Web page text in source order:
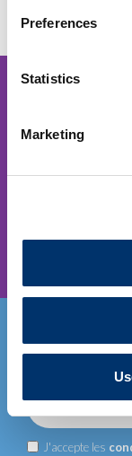
Preferences
Statistics
Marketing
MIEUX
AGIR.
Restez
J'accepte les